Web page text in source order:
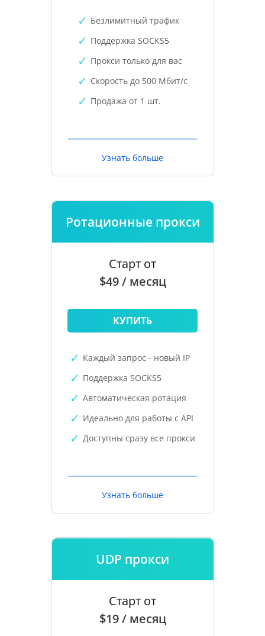
Безлимитный трафик
Поддержка SOCKS5
Прокси только для вас
Скорость до 500 Мбит/с
Продажа от 1 шт.
Узнать больше
Ротационные прокси
Старт от
$49 / месяц
КУПИТЬ
Каждый запрос - новый IP
Поддержка SOCKS5
Автоматическая ротация
Идеально для работы с API
Доступны сразу все прокси
Узнать больше
UDP прокси
Старт от
$19 / месяц